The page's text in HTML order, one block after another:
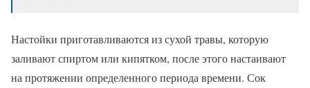
Настойки приготавливаются из сухой травы, которую
заливают спиртом или кипятком, после этого настаивают
на протяжении определенного периода времени. Сок